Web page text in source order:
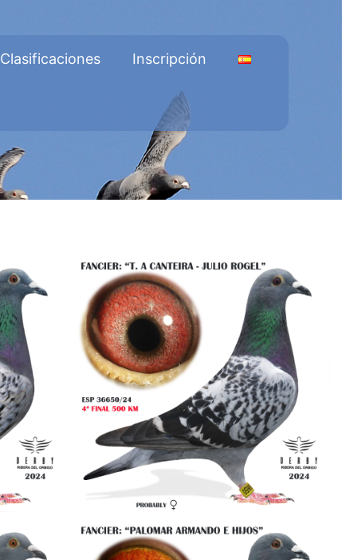
Clasificaciones Inscripción